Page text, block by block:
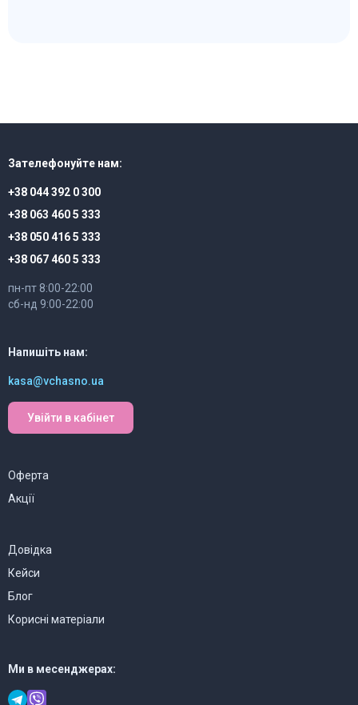
Зателефонуйте нам:
+38 044 392 0 300
+38 063 460 5 333
+38 050 416 5 333
+38 067 460 5 333
пн-пт 8:00-22:00
сб-нд 9:00-22:00
Напишіть нам:
kasa@vchasno.ua
Увійти в кабінет
Оферта
Акції
Довідка
Кейси
Блог
Корисні матеріали
Ми в месенджерах: